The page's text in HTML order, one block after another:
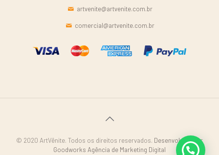
artvenite@artvenite.com.br
comercial@artvenite.com.br
© 2020 ArtVênite. Todos os direitos reservados. Desenvolvido por
Goodworks Agência de Marketing Digital